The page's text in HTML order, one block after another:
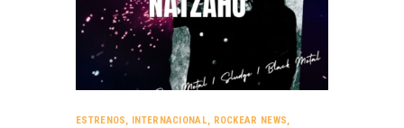
ESTRENOS, INTERNACIONAL, ROCKEAR NEWS,